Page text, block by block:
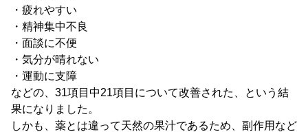
・疲れやすい
・精神集中不良
・面談に不便
・気分が晴れない
・運動に支障
などの、31項目中21項目について改善された、という結
果になりました。
しかも、薬とは違って天然の果汁であるため、副作用など